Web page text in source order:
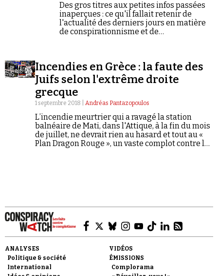
Faire un don
Des gros titres aux petites infos passées
inaperçues : ce qu'il fallait retenir de
l'actualité des derniers jours en matière
de conspirationnisme et de
Incendies en Grèce : la faute des
Juifs selon l'extrême droite
grecque
1 septembre 2018 | Andréas Pantazopoulos
L’incendie meurtrier qui a ravagé la station
balnéaire de Mati, dans l'Attique, à la fin du mois
de juillet, ne devrait rien au hasard et tout au «
Plan Dragon Rouge », un vaste complot contre la
ANALYSES
Politique & société
International
VIDÉOS
ÉMISSIONS
Complorama